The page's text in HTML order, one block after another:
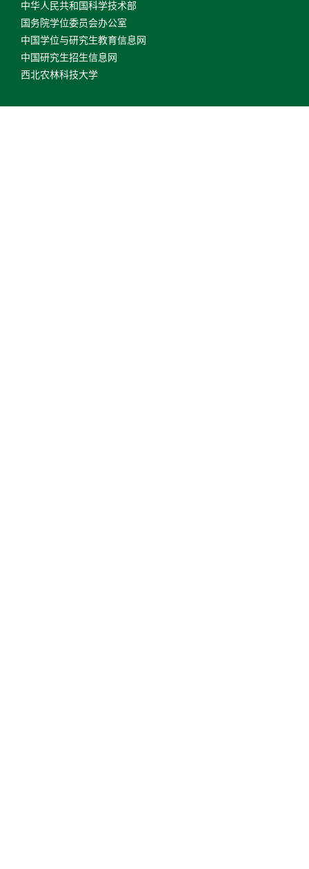
中华人民共和国科学技术部
国务院学位委员会办公室
中国学位与研究生教育信息网
中国研究生招生信息网
西北农林科技大学